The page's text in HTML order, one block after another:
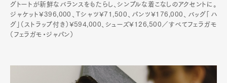
グトートが新鮮なバランスをもたらし、シンプルな着こなしのアクセントに。
ジャケット¥396,000、Tシャツ¥71,500、パンツ¥176,000、バッグ「ハ
グ」（ストラップ付き）¥594,000、シューズ¥126,500／すべてフェラガモ
（フェラガモ・ジャパン）